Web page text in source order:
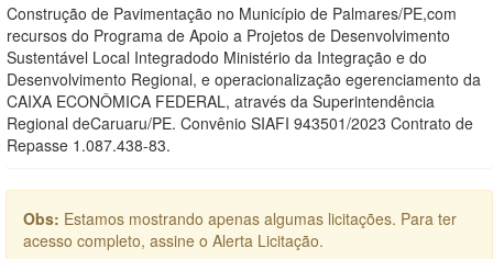
Construção de Pavimentação no Município de Palmares/PE,com
recursos do Programa de Apoio a Projetos de Desenvolvimento
Sustentável Local Integradodo Ministério da Integração e do
Desenvolvimento Regional, e operacionalização egerenciamento da
CAIXA ECONÔMICA FEDERAL, através da Superintendência
Regional deCaruaru/PE. Convênio SIAFI 943501/2023 Contrato de
Repasse 1.087.438-83.
Obs: Estamos mostrando apenas algumas licitações. Para ter
acesso completo, assine o Alerta Licitação.